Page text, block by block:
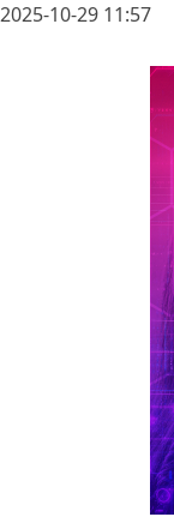
2025-10-29 11:57